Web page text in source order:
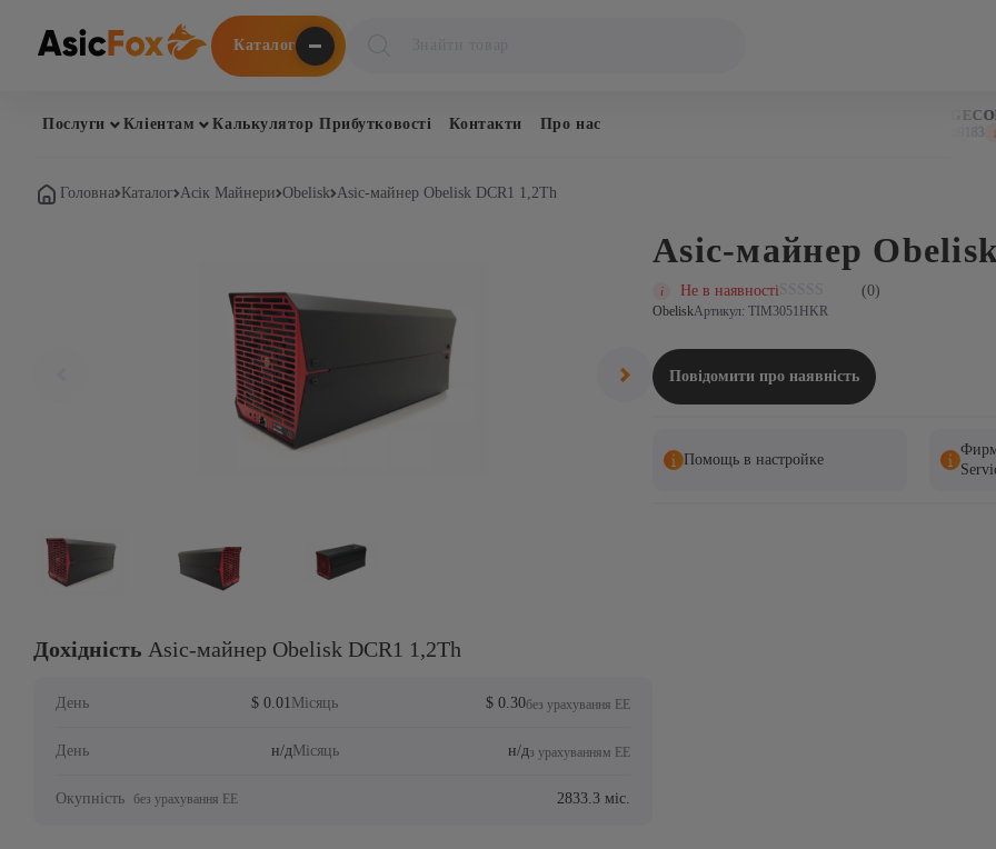
Каталог
товаров
Послуги Кліентам Калькулятор Прибутковості Контакти Про нас
DOGECOIN
↓
Головна Каталог Асік Майнери Obelisk Asic-майнер Obelisk DCR1 1,2Th
Дохідність Asic-майнер Obelisk DCR1 1,2Th
День $ 0.01 Місяць $ 0.30без урахування ЕЕ
День н/дМісяць н/дз урахуванням ЕЕ
Окупність без урахування ЕЕ 2833.3 міс.
Asic-майнер
Не в наявності (0)
ObeliskАртикул: TIM3051HKR
Повідомити про наявність
Помощь в настройке